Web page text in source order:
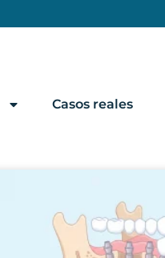
Casos reales